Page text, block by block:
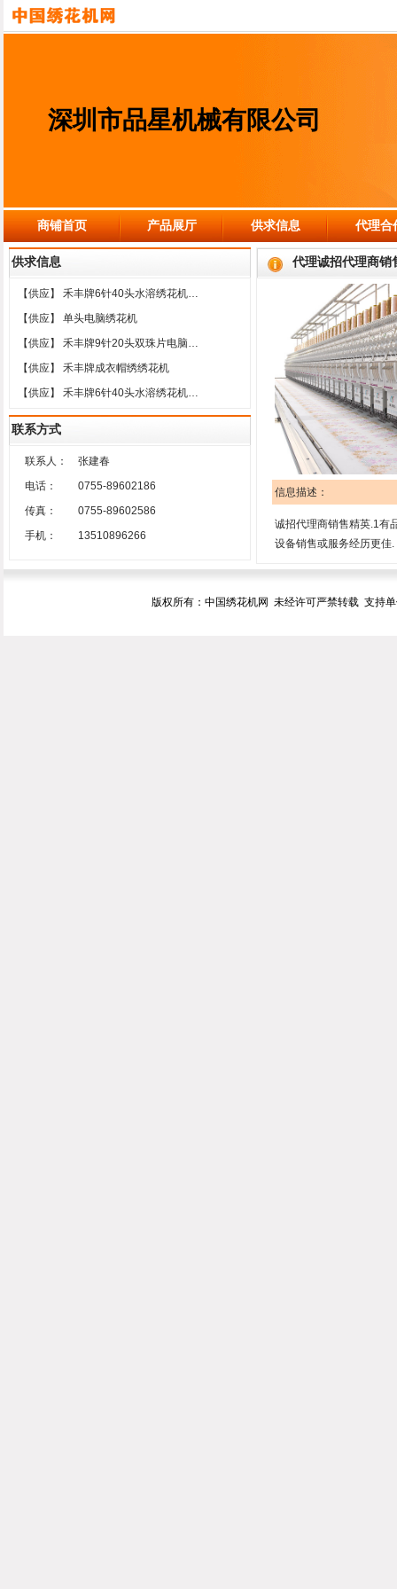
深圳市品星机械有限公司
商铺首页 产品展厅 供求信息 代理合
供求信息
【供应】 禾丰牌6针40头水溶绣花机…
【供应】 单头电脑绣花机
【供应】 禾丰牌9针20头双珠片电脑…
【供应】 禾丰牌成衣帽绣绣花机
【供应】 禾丰牌6针40头水溶绣花机…
联系方式
联系人：
张建春
电话：
0755-89602186
传真：
0755-89602586
手机：
13510896266
代理诚招代理商销
信息描述：
诚招代理商销售精英.1有
设备销售或服务经历更佳.
版权所有：中国绣花机网 未经许可严禁转载 支持